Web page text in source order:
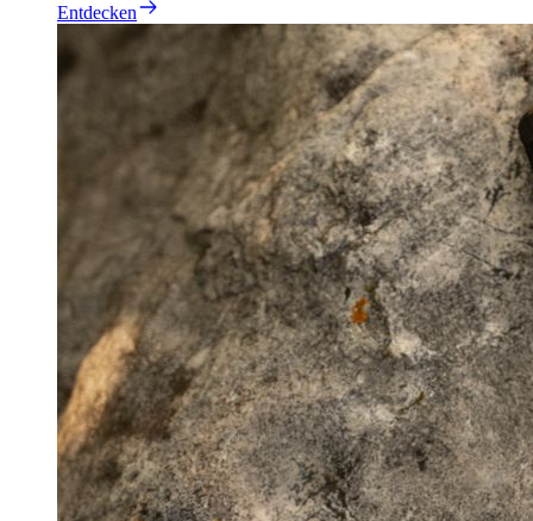
Entdecken